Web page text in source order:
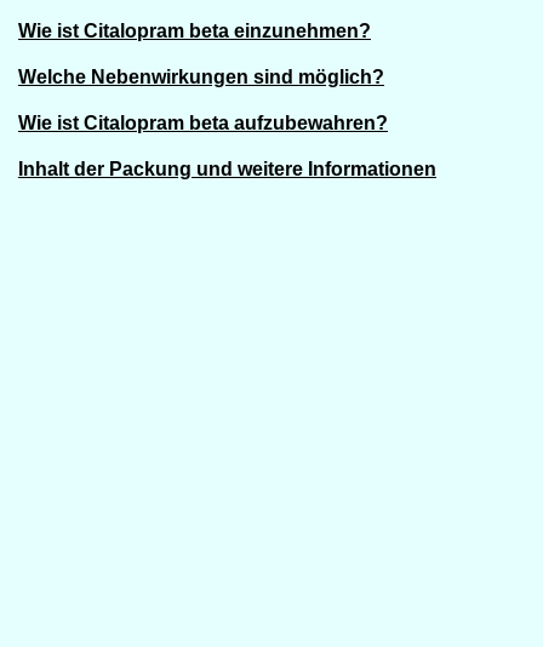
Wie ist Citalopram beta einzunehmen?
Welche Nebenwirkungen sind möglich?
Wie ist Citalopram beta aufzubewahren?
Inhalt der Packung und weitere Informationen